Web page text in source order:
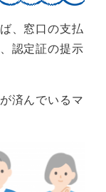
、窓口の支払
認定証の提示
済んでいるマ